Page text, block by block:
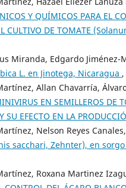
Y QUÍMICOS PARA EL
CULTIVO DE TOMATE
Miranda, Edgardo Jiménez-
L. en Jinotega, Nicaragua ,
Allan Chavarría,
EN SEMILLEROS
SU EFECTO EN LA
Nelson Reyes
sacchari, Zehnter), en
Roxana Martinez